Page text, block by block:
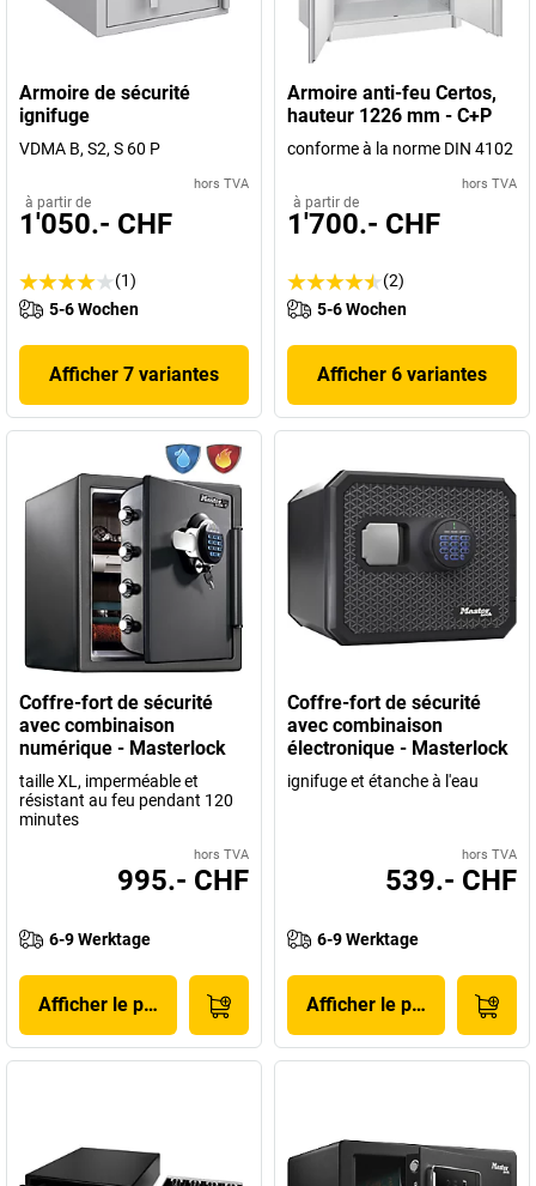
Armoire de sécurité
ignifuge
VDMA B, S2, S 60 P
hors TVA
à partir de
1'050.- CHF
(1)
5-6 Wochen
Afficher 7 variantes
Armoire anti-feu Certos,
hauteur 1226 mm - C+P
conforme à la norme DIN 4102
hors TVA
à partir de
1'700.- CHF
(2)
5-6 Wochen
Afficher 6 variantes
Coffre-fort de sécurité
avec combinaison
numérique - Masterlock
taille XL, imperméable et
résistant au feu pendant 120
minutes
hors TVA
995.- CHF
6-9 Werktage
Afficher le produit
Coffre-fort de sécurité
avec combinaison
électronique - Masterlock
ignifuge et étanche à l'eau
hors TVA
539.- CHF
6-9 Werktage
Afficher le produit